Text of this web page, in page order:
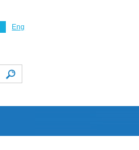
Eng